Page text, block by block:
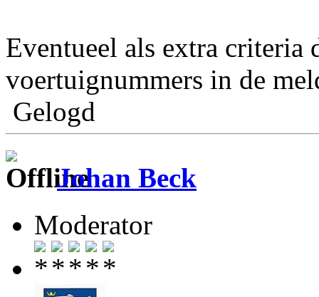
Eventueel als extra criteria
voertuignummers in de
Gelogd
Johan Beck
Moderator